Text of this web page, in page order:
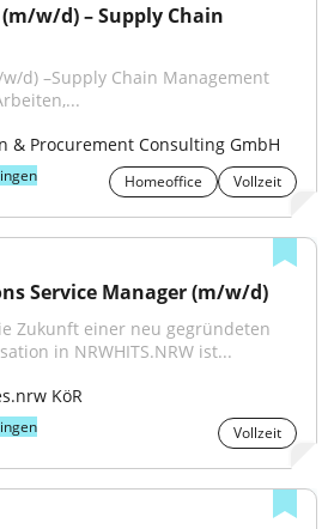
w/d) – Supply Chain
d) –Supply Chain Management
& Procurement Consulting GmbH
Homeoffice Vollzeit
Service Manager (m/w/d)
Zukunft einer neu gegründeten
in NRWHITS.NRW ist...
KöR
Vollzeit